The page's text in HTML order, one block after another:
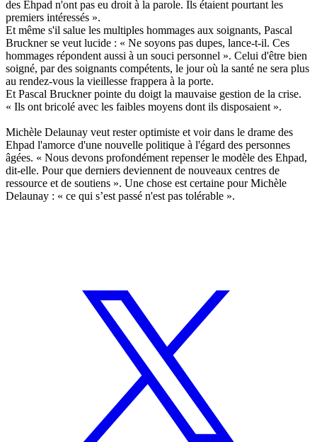
des Ehpad n'ont pas eu droit à la parole. Ils étaient pourtant les
premiers intéressés ».
Et même s'il salue les multiples hommages aux soignants, Pascal
Bruckner se veut lucide : « Ne soyons pas dupes, lance-t-il. Ces
hommages répondent aussi à un souci personnel ». Celui d'être bien
soigné, par des soignants compétents, le jour où la santé ne sera plus
au rendez-vous la vieillesse frappera à la porte.
Et Pascal Bruckner pointe du doigt la mauvaise gestion de la crise.
« Ils ont bricolé avec les faibles moyens dont ils disposaient ».
Michèle Delaunay veut rester optimiste et voir dans le drame des
Ehpad l'amorce d'une nouvelle politique à l'égard des personnes
âgées. « Nous devons profondément repenser le modèle des Ehpad,
dit-elle. Pour que derniers deviennent de nouveaux centres de
ressource et de soutiens ». Une chose est certaine pour Michèle
Delaunay : « ce qui s’est passé n'est pas tolérable ».